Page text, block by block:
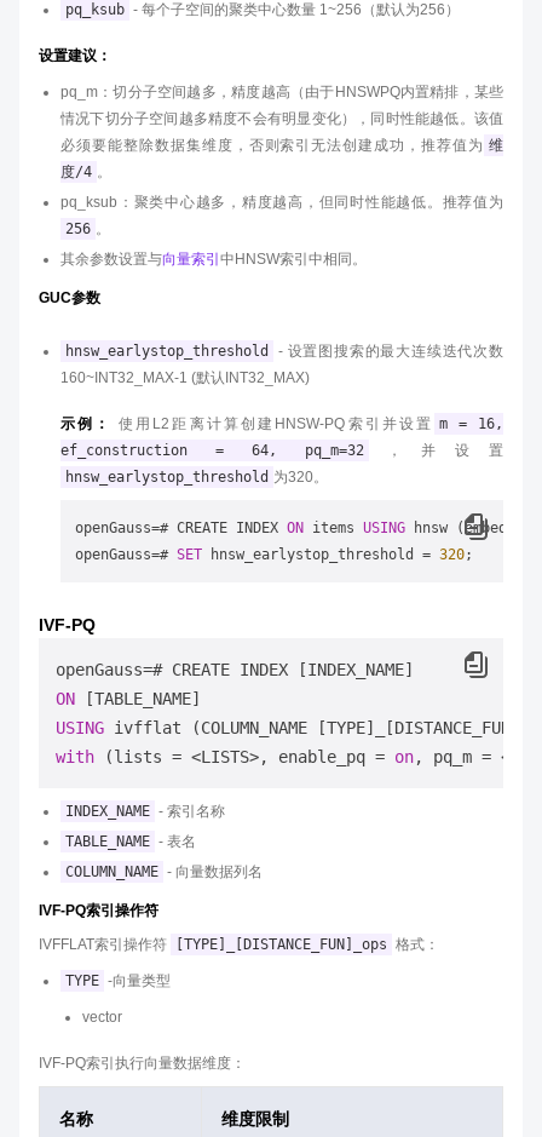
pq_ksub - 每个子空间的聚类中心数量 1~256（默认为256）
设置建议：
pq_m：切分子空间越多，精度越高（由于HNSWPQ内置精排，某些
情况下切分子空间越多精度不会有明显变化），同时性能越低。该值
必须要能整除数据集维度，否则索引无法创建成功，推荐值为 维
度/4 。
pq_ksub：聚类中心越多，精度越高，但同时性能越低。推荐值为
256 。
其余参数设置与向量索引 中HNSW索引中相同。
GUC参数
hnsw_earlystop_threshold
- 设置图搜索的最大连续迭代次数
160~INT32_MAX-1 (默认INT32_MAX)
示例： 使用L2距离计算创建HNSW-PQ索引并设置 m = 16,
ef_construction = 64, pq_m=32
，并设置
hnsw_earlystop_threshold 为320。
openGauss=# CREATE INDEX ON items USING hnsw
openGauss=# SET hnsw_earlystop_threshold = 320
IVF-PQ
ON
USING
with (lists = <LISTS>, enable_pq = on, pq_m =
INDEX_NAME - 索引名称
TABLE_NAME - 表名
COLUMN_NAME - 向量数据列名
IVF-PQ索引操作符
IVFFLAT索引操作符
[TYPE]_[DISTANCE_FUN]_ops 格式：
TYPE -向量类型
vector
IVF-PQ索引执行向量数据维度：
名称 维度限制